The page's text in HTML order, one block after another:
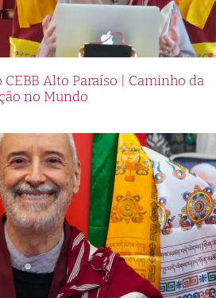
Alto Paraíso | Caminho da
no Mundo